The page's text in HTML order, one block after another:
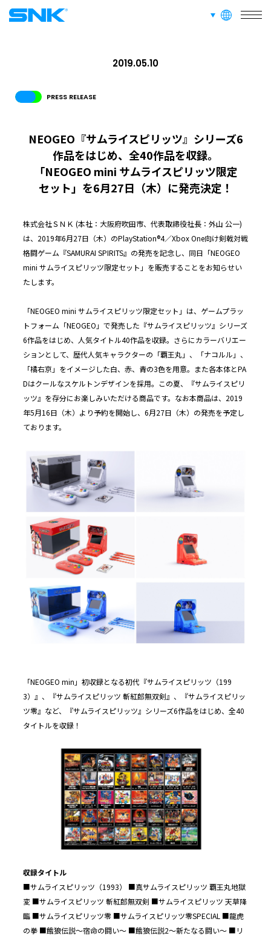
言語切り替え
RECRUIT
GLOBAL
JPN ENG
PRESS RELEASE
2019.05.10
NEOGEO『サムライスピリッツ』シリーズ6
作品をはじめ、全40作品を収録。
「NEOGEO mini サムライスピリッツ限定
セット」を6月27日（木）に発売決定！
株式会社ＳＮＫ (本社：大阪府吹田市、代表取締役社長：外山 公一)
は、2019年6月27日（木）のPlayStation®4／Xbox One向け剣戟対戦
格闘ゲーム『SAMURAI SPIRITS』の発売を記念し、同日「NEOGEO
mini サムライスピリッツ限定セット」を販売することをお知らせい
たします。
「NEOGEO mini サムライスピリッツ限定セット」は、ゲームプラッ
トフォーム「NEOGEO」で発売した『サムライスピリッツ』シリーズ
6作品をはじめ、人気タイトル40作品を収録。さらにカラーバリエー
ションとして、歴代人気キャラクターの「覇王丸」、「ナコルル」、
「橘右京」をイメージした白、赤、青の3色を用意。また各本体とPA
Dはクールなスケルトンデザインを採用。この夏、『サムライスピリ
ッツ』を存分にお楽しみいただける商品です。なお本商品は、2019
年5月16日（木）より予約を開始し、6月27日（木）の発売を予定し
ております。
「NEOGEO min」初収録となる初代『サムライスピリッツ（199
3）』、『サムライスピリッツ 斬紅郎無双剣』、『サムライスピリッ
ツ零』など、『サムライスピリッツ』シリーズ6作品をはじめ、全40
タイトルを収録！
収録タイトル
■サムライスピリッツ（1993） ■真サムライスピリッツ 覇王丸地獄
変 ■サムライスピリッツ 斬紅郎無双剣 ■サムライスピリッツ 天草降
臨 ■サムライスピリッツ零 ■サムライスピリッツ零SPECIAL ■龍虎
の拳 ■餓狼伝説～宿命の闘い～ ■餓狼伝説2～新たなる闘い～ ■リ